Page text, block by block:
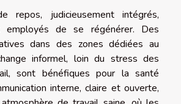
repos, judicieusement intégrés,
employés de se régénérer. Des
dans des zones dédiées au
informel, loin du stress des
sont bénéfiques pour la santé
interne, claire et ouverte,